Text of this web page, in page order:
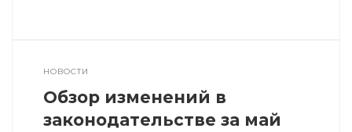
НОВОСТИ
Обзор изменений в
законодательстве за май